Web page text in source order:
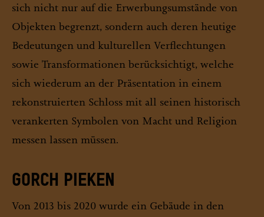
sich nicht nur auf die Erwerbungsumstände von
Objekten begrenzt, sondern auch deren heutige
Bedeutungen und kulturellen Verflechtungen
sowie Transformationen berücksichtigt, welche
sich wiederum an der Präsentation in einem
rekonstruierten Schloss mit all seinen historisch
verankerten Symbolen von Macht und Religion
messen lassen müssen.
GORCH PIEKEN
Von 2013 bis 2020 wurde ein Gebäude in den